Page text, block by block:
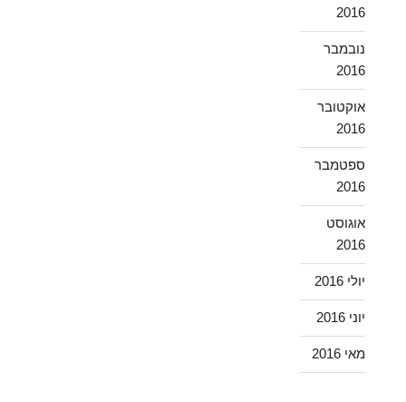
2016
נובמבר
2016
אוקטובר
2016
ספטמבר
2016
אוגוסט
2016
יולי 2016
יוני 2016
מאי 2016